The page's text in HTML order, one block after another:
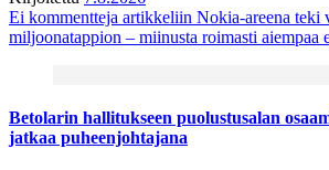
Ei kommentteja artikkeliin Nokia-areena teki
miljoonatappion – miinusta roimasti aiempaa
Betolarin hallitukseen puolustusalan
jatkaa puheenjohtajana